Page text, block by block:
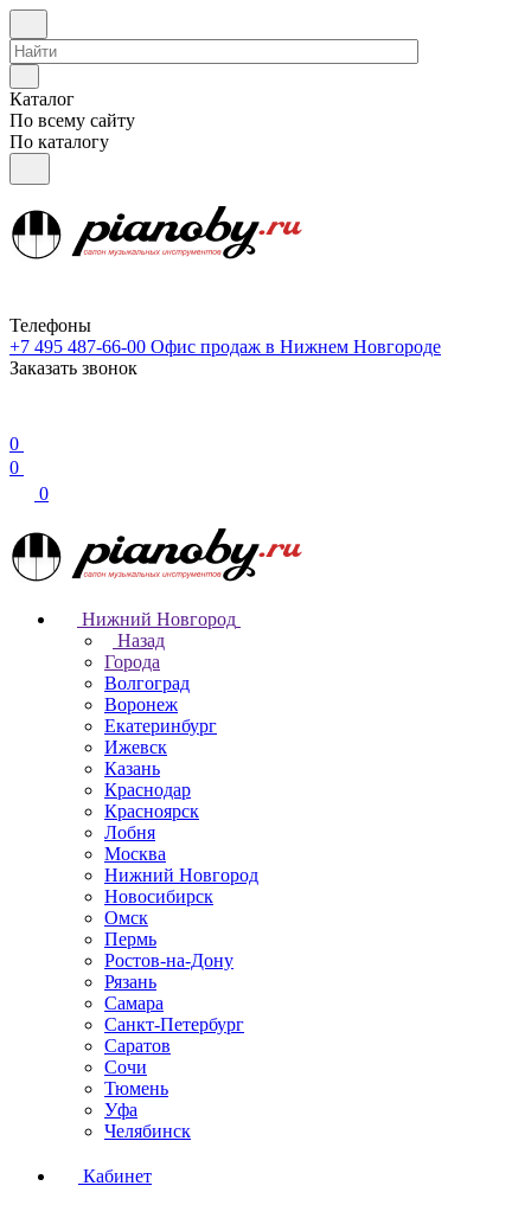
Каталог
По всему сайту
По каталогу
Телефоны
+7 495 487-66-00 Офис продаж в Нижнем Новгороде
Заказать звонок
0
0
0
Нижний Новгород
Назад
Города
Волгоград
Воронеж
Екатеринбург
Ижевск
Казань
Краснодар
Красноярск
Лобня
Москва
Нижний Новгород
Новосибирск
Омск
Пермь
Ростов-на-Дону
Рязань
Самара
Санкт-Петербург
Саратов
Сочи
Тюмень
Уфа
Челябинск
Кабинет